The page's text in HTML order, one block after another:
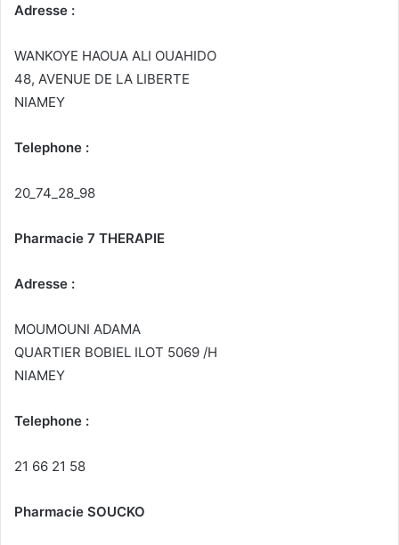
Adresse :
WANKOYE HAOUA ALI OUAHIDO
48, AVENUE DE LA LIBERTE
NIAMEY
Telephone :
20_74_28_98
Pharmacie 7 THERAPIE
Adresse :
MOUMOUNI ADAMA
QUARTIER BOBIEL ILOT 5069 /H
NIAMEY
Telephone :
21 66 21 58
Pharmacie SOUCKO